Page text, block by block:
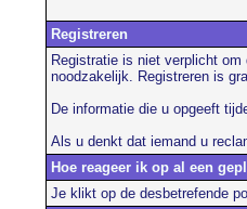
Registreren
Registratie is niet verplicht
noodzakelijk. Registreren is
De informatie die u opgeeft
Als u denkt dat iemand u
Hoe reageer ik op al een
Je klikt op de desbetrefende